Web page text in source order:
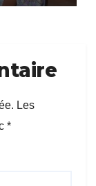
Les
*